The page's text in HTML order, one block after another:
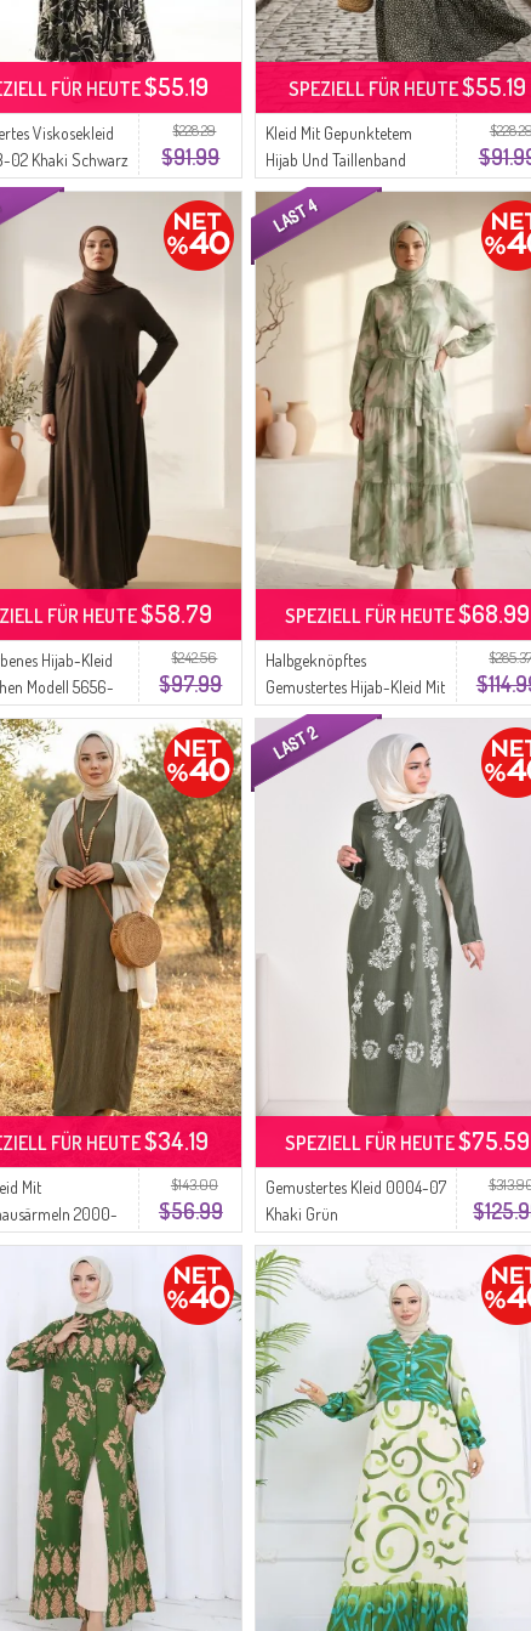
$228.29
$91.99
Viskosekleid
02 Khaki Schwarz
FÜR HEUTE$55.19
Kleid Mit Gepunktetem
Hijab Und Taillenband
0287-01 Khaki
SPEZIELL FÜR HEUTE$55.19
$242.56
$97.99
Hijab-Kleid
Modell 5656-
FÜR HEUTE$58.79
Halbgeknöpftes
Gemustertes Hijab-Kleid Mit
Gürtel 2286-01 Khaki
SPEZIELL FÜR HEUTE$68.99
$143.00
$56.99
Mit
2000-
FÜR HEUTE$34.19
Gemustertes Kleid 0004-07
Khaki Grün
SPEZIELL FÜR HEUTE$75.59